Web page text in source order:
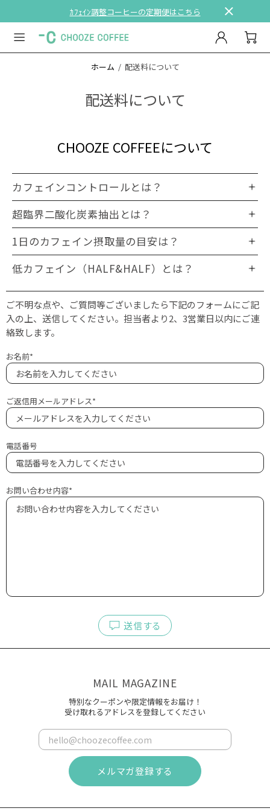
ｶﾌｪｲﾝ調整コーヒーの定期便はこちら
ホーム 配送料について
配送料について
CHOOZE COFFEEについて
カフェインコントロールとは？
超臨界二酸化炭素抽出とは？
1日のカフェイン摂取量の目安は？
低カフェイン（HALF&HALF）とは？
ご不明な点や、ご質問等ございましたら下記のフォームにご記
入の上、送信してください。担当者より2、3営業日以内にご連
絡致します。
お名前
ご返信用メールアドレス
電話番号
お問い合わせ内容
送信する
MAIL MAGAZINE
特別なクーポンや限定情報をお届け！
受け取れるアドレスを登録してください